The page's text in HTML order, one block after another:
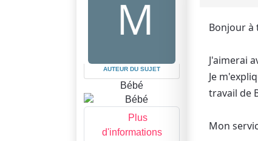
AUTEUR DU SUJET
Bébé
Plus
d'informations
Bonjour à
J'aimerai
Je
travail de
Mon